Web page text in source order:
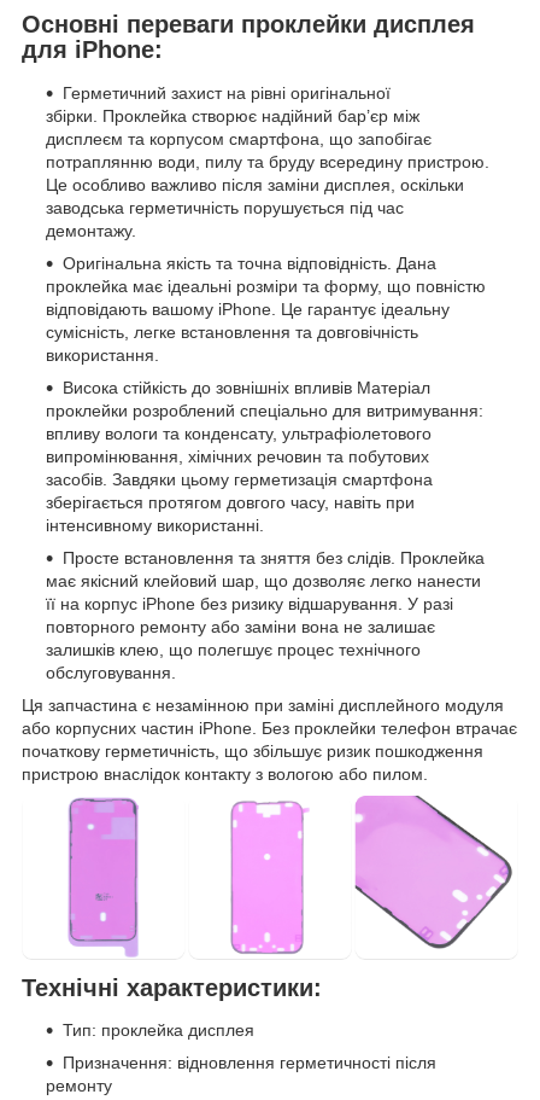
Основні переваги проклейки дисплея
для iPhone:
Герметичний захист на рівні оригінальної
збірки. Проклейка створює надійний бар’єр між
дисплеєм та корпусом смартфона, що запобігає
потраплянню води, пилу та бруду всередину пристрою.
Це особливо важливо після заміни дисплея, оскільки
заводська герметичність порушується під час
демонтажу.
Оригінальна якість та точна відповідність. Дана
проклейка має ідеальні розміри та форму, що повністю
відповідають вашому iPhone. Це гарантує ідеальну
сумісність, легке встановлення та довговічність
використання.
Висока стійкість до зовнішніх впливів Матеріал
проклейки розроблений спеціально для витримування:
впливу вологи та конденсату, ультрафіолетового
випромінювання, хімічних речовин та побутових
засобів. Завдяки цьому герметизація смартфона
зберігається протягом довгого часу, навіть при
інтенсивному використанні.
Просте встановлення та зняття без слідів. Проклейка
має якісний клейовий шар, що дозволяє легко нанести
її на корпус iPhone без ризику відшарування. У разі
повторного ремонту або заміни вона не залишає
залишків клею, що полегшує процес технічного
обслуговування.
Ця запчастина є незамінною при заміні дисплейного модуля
або корпусних частин iPhone. Без проклейки телефон втрачає
початкову герметичність, що збільшує ризик пошкодження
пристрою внаслідок контакту з вологою або пилом.
Технічні характеристики:
Тип: проклейка дисплея
Призначення: відновлення герметичності після
ремонту